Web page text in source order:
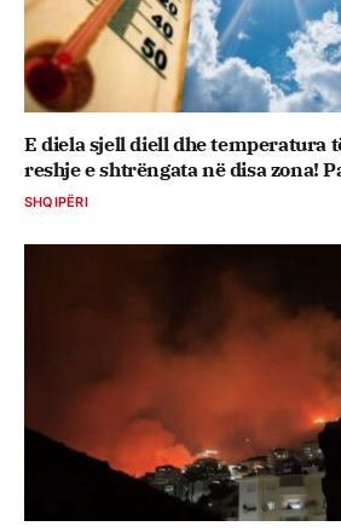
E diela sjell diell dhe temperatura
reshje e shtrëngata në disa zona!
SHQIPËRI